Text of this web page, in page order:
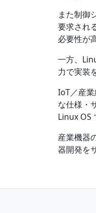
また制御
要求され
必要性が
一方、
力で実装
IoT／産
な仕様・
Linux OS
産業機器
器開発を